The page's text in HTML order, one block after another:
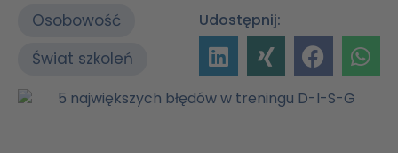
Osobowość
Świat szkoleń
Udostępnij: